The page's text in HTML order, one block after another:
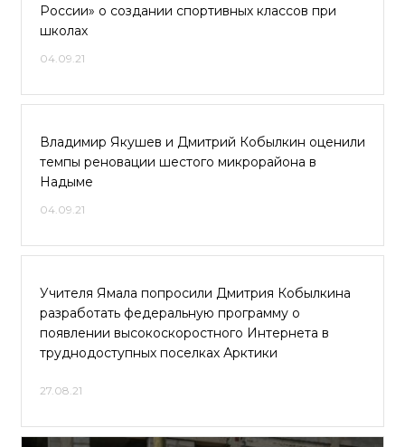
России» о создании спортивных классов при
школах
04.09.21
Владимир Якушев и Дмитрий Кобылкин оценили
темпы реновации шестого микрорайона в
Надыме
04.09.21
Учителя Ямала попросили Дмитрия Кобылкина
разработать федеральную программу о
появлении высокоскоростного Интернета в
труднодоступных поселках Арктики
27.08.21